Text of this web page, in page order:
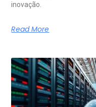
inovação.
Read More